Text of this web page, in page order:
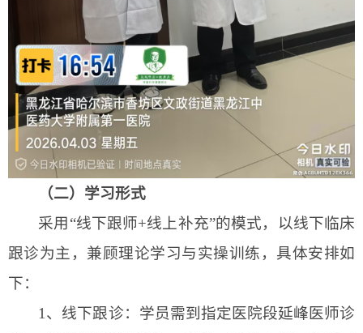
（二）学习形式
采用“线下跟师+线上补充”的模式，以线下临床
跟诊为主，兼顾理论学习与实操训练，具体安排如
下：
1、 线下跟诊：学员需到指定医院段延峰医师诊